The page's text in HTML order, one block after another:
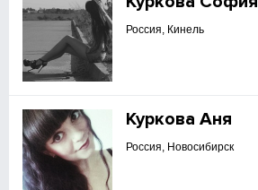
Россия, Кинель
Куркова Аня
Россия, Новосибирск